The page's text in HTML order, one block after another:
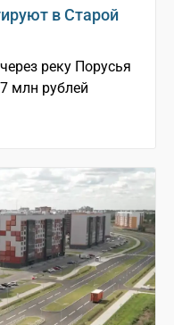
в Старой
реку Порусья
млн рублей